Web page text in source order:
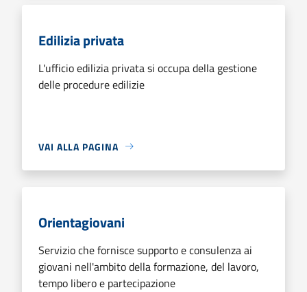
Edilizia privata
L'ufficio edilizia privata si occupa della gestione
delle procedure edilizie
VAI ALLA PAGINA
Orientagiovani
Servizio che fornisce supporto e consulenza ai
giovani nell'ambito della formazione, del lavoro,
tempo libero e partecipazione